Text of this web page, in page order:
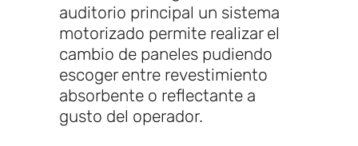
auditorio principal un sistema
motorizado permite realizar el
cambio de paneles pudiendo
escoger entre revestimiento
absorbente o reflectante a
gusto del operador.